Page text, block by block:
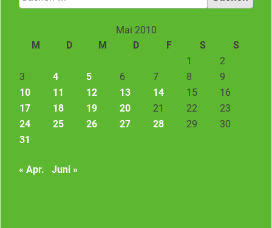
nach:
Mai 2010
M
D M D F S
S
1
2
3
4 5 6 7 8
9
10
11 12 13 14 15
16
17
18 19 20 21 22
23
24
25 26 27 28 29
30
31
« Apr. Juni »